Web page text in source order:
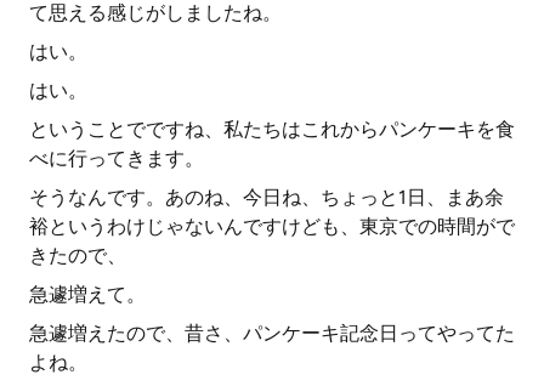
て思える感じがしましたね。
はい。
はい。
ということでですね、私たちはこれからパンケーキを食
べに行ってきます。
そうなんです。あのね、今日ね、ちょっと1日、まあ余
裕というわけじゃないんですけども、東京での時間がで
きたので、
急遽増えて。
急遽増えたので、昔さ、パンケーキ記念日ってやってた
よね。